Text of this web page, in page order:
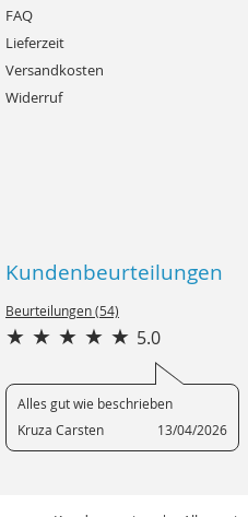
FAQ
Lieferzeit
Versandkosten
Widerruf
Kundenbeurteilungen
Beurteilungen (54)
5.0
Alles gut wie beschrieben
Kruza Carsten
13/04/2026